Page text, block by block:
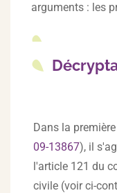
arguments : les
Dans la
09-13867), il
l'article 121 du
civile (voir ci-